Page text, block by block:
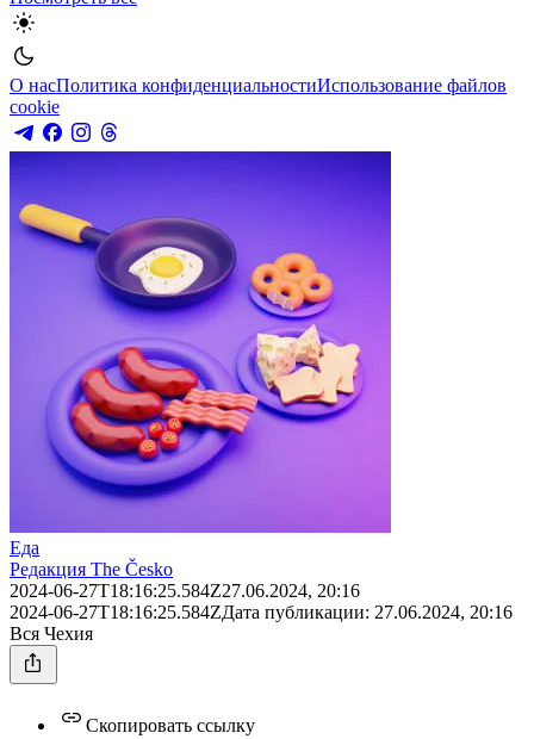
О насПолитика конфиденциальностиИспользование файлов
cookie
Еда
Редакция The Česko
2024-06-27T18:16:25.584Z27.06.2024, 20:16
2024-06-27T18:16:25.584ZДата публикации: 27.06.2024, 20:16
Вся Чехия
Скопировать ссылку